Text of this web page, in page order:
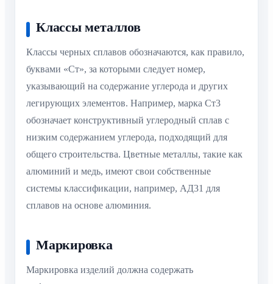
Классы металлов
Классы черных сплавов обозначаются, как правило,
буквами «Ст», за которыми следует номер,
указывающий на содержание углерода и других
легирующих элементов. Например, марка Ст3
обозначает конструктивный углеродный сплав с
низким содержанием углерода, подходящий для
общего строительства. Цветные металлы, такие как
алюминий и медь, имеют свои собственные
системы классификации, например, АД31 для
сплавов на основе алюминия.
Маркировка
Маркировка изделий должна содержать